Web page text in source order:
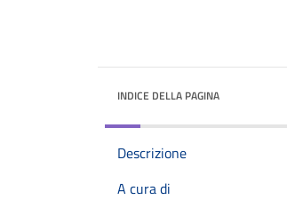
INDICE DELLA PAGINA
Descrizione
A cura di